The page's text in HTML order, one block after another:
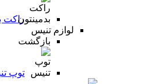
راکت
لوازم تنیس
بازگشت
توپ